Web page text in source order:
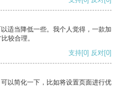
适当降低一些。我个人觉得，一款加
较合理。
支持[0] 反对[0]
以简化一下，比如将设置页面进行优